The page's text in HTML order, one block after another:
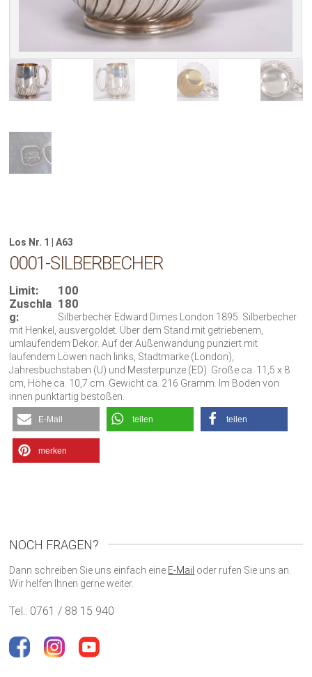
Los Nr. 1 | A63
0001-SILBERBECHER
Limit:
100
Zuschla
g:
180
Silberbecher Edward Dimes London 1895. Silberbecher
mit Henkel, ausvergoldet. Über dem Stand mit getriebenem,
umlaufendem Dekor. Auf der Außenwandung punziert mit
laufendem Löwen nach links, Stadtmarke (London),
Jahresbuchstaben (U) und Meisterpunze (ED). Größe ca. 11,5 x 8
cm, Höhe ca. 10,7 cm. Gewicht ca. 216 Gramm. Im Boden von
innen punktartig bestoßen.
E-Mail teilen teilen
merken
NOCH FRAGEN?
Dann schreiben Sie uns einfach eine E-Mail oder rufen Sie uns an.
Wir helfen Ihnen gerne weiter.
Tel.: 0761 / 88 15 940